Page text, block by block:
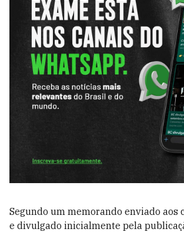
Segundo um memorando enviado aos
e divulgado inicialmente pela